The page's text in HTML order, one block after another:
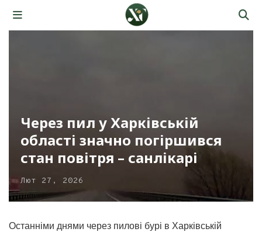
Через пил у Харківській
області значно погіршився
стан повітря – санлікарі
Лют 27, 2026
Останніми днями через пилові бурі в Харківській